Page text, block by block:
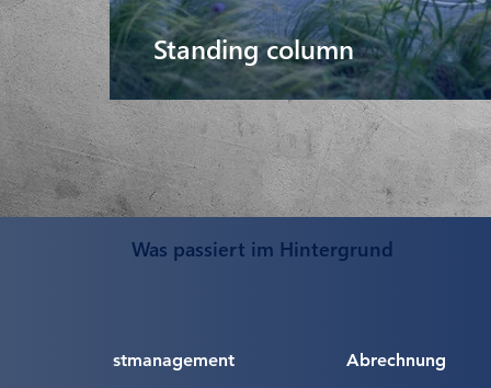
Standing column
Was passiert im Hintergrund
Abrechnung
Lastmanagement